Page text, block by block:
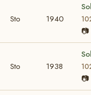
Sto 1940
📷
Sto 1938
📷